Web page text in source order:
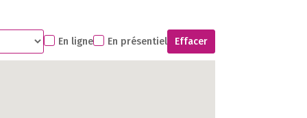
En ligne En présentiel Effacer